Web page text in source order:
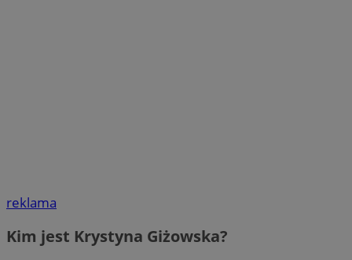
reklama
Kim jest Krystyna Giżowska?